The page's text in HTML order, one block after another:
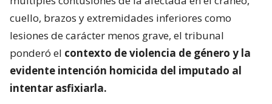
cuello, brazos y extremidades inferiores como
lesiones de carácter menos grave, el tribunal
ponderó el contexto de violencia de género y la
evidente intención homicida del imputado al
intentar asfixiarla.